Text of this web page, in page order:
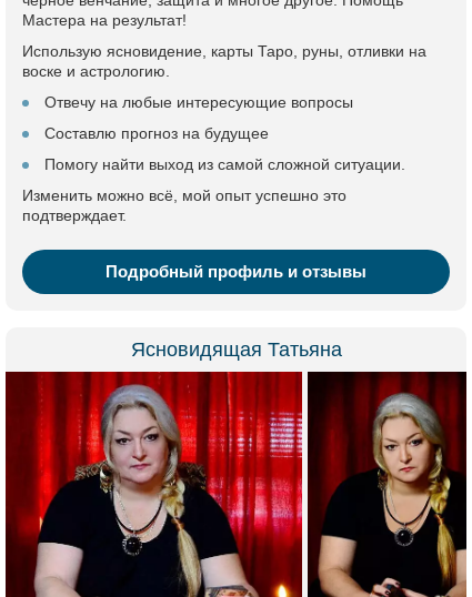
Мастера на результат!
Использую ясновидение, карты Таро, руны, отливки на
воске и астрологию.
Отвечу на любые интересующие вопросы
Составлю прогноз на будущее
Помогу найти выход из самой сложной ситуации.
Изменить можно всё, мой опыт успешно это
подтверждает.
Подробный профиль и отзывы
Ясновидящая Татьяна